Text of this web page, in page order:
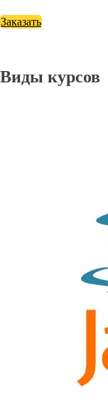
Заказать
Виды курсов